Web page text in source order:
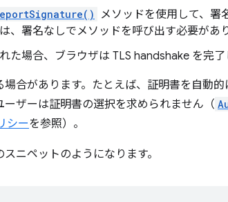
メソッドを使用して、署
、署名なしでメソッドを呼び出す必要があり
た場合、ブラウザは TLS handshake を完了
場合があります。たとえば、証明書を自動
ーザーは証明書の選択を求められません（
シーを参照）。
ニペットのようになります。